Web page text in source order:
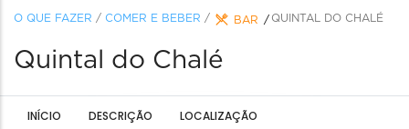
O QUE FAZER / COMER E BEBER / BAR QUINTAL DO CHALÉ
Quintal do Chalé
INÍCIO DESCRIÇÃO LOCALIZAÇÃO